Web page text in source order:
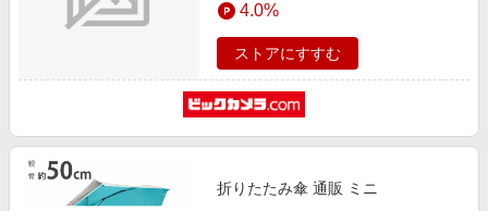
4.0%
ストアにすすむ
折りたたみ傘 通販 ミニ